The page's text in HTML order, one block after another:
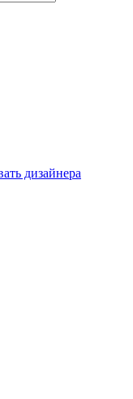
дизайнера